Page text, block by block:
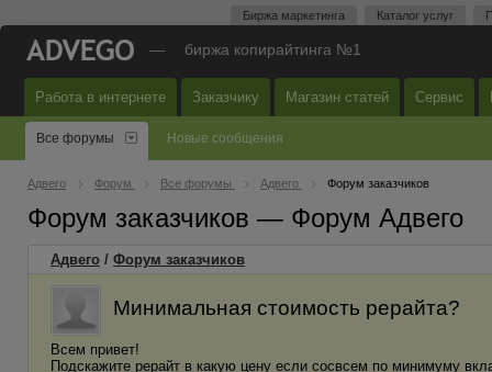
Биржа маркетинга Каталог услуг
— биржа копирайтинга №1
Работа в интернете Заказчику Магазин статей Сервис
Все форумы Новые сообщения
Адвего Форум Все форумы Адвего Форум заказчиков
Форум заказчиков — Форум Адвего
Адвего / Форум заказчиков
Минимальная стоимость рерайта?
Всем привет!
Подскажите рерайт в какую цену если сосвсем по минимуму